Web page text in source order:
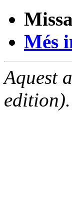
Més
Aquest
edition).